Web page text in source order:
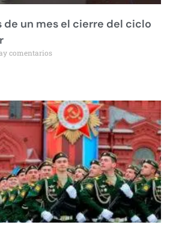
de un mes el cierre del ciclo
comentarios